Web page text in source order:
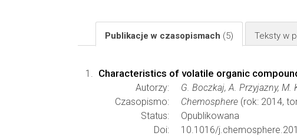
Publikacje w czasopismach (5) Teksty w
Characteristics of volatile organic
Autorzy:
G. Boczkaj, A. Przyjazny, M.
Czasopismo:
Chemosphere (rok: 2014,
Status:
Opublikowana
Doi:
10.1016/